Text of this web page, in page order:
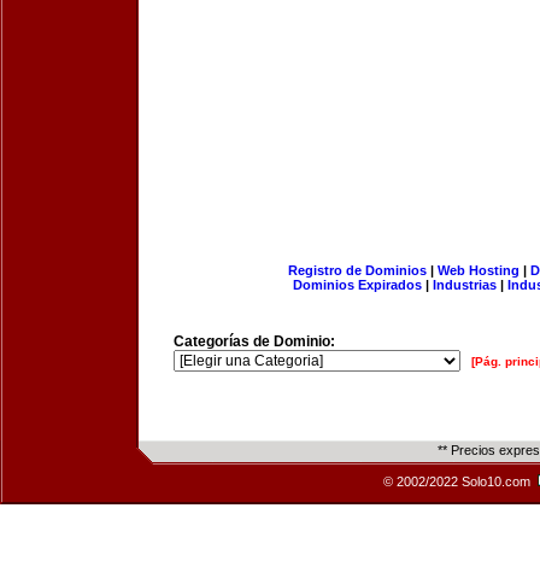
Registro de Dominios| Web Hosting |
Dominios Expirados | Industrias |
Categorías de Dominio:
[Pág.
** Precios
© 2002/2022 Solo10.com